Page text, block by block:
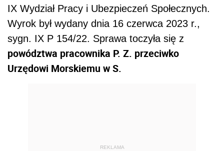
IX Wydział Pracy i Ubezpieczeń Społecznych.
Wyrok był wydany dnia 16 czerwca 2023 r.,
sygn. IX P 154/22. Sprawa toczyła się z
powództwa pracownika P. Z. przeciwko
Urzędowi Morskiemu w S.
REKLAMA